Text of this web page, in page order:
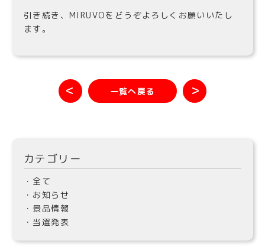
引き続き、MIRUVOをどうぞよろしくお願いいたし
ます。
＜ 一覧へ戻る ＞
カテゴリー
・全て
・お知らせ
・景品情報
・当選発表